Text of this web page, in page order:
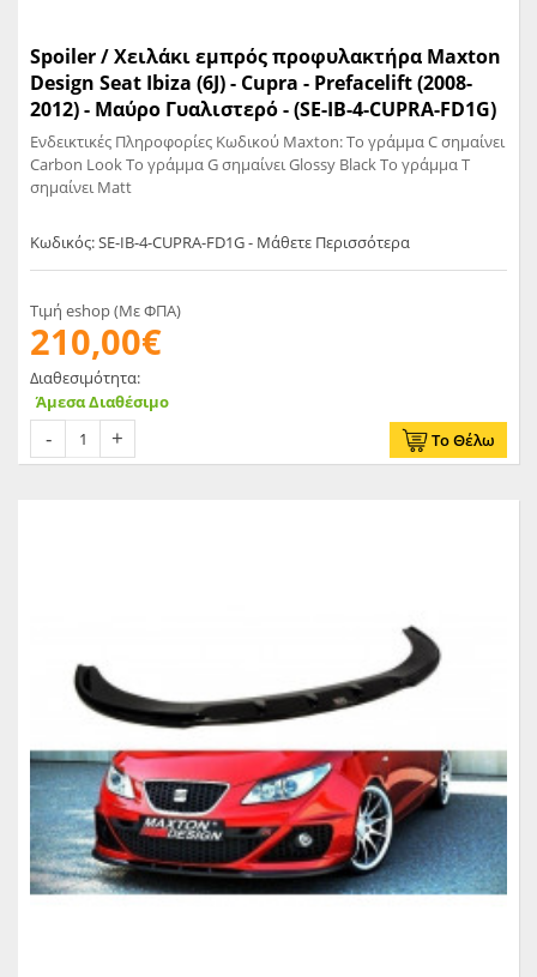
Spoiler / Χειλάκι εμπρός προφυλακτήρα Maxton
Design Seat Ibiza (6J) - Cupra - Prefacelift (2008-
2012) - Μαύρο Γυαλιστερό - (SE-IB-4-CUPRA-FD1G)
Ενδεικτικές Πληροφορίες Κωδικού Maxton: Το γράμμα C σημαίνει
Carbon Look Το γράμμα G σημαίνει Glossy Black Το γράμμα T
σημαίνει Matt
Κωδικός: SE-IB-4-CUPRA-FD1G - Μάθετε Περισσότερα
Τιμή eshop (Με ΦΠΑ)
210,00€
Διαθεσιμότητα:
Άμεσα Διαθέσιμο
Το Θέλω